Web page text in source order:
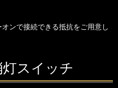
ンで接続できる抵抗をご用意し
スイッチ